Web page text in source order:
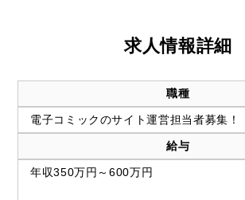
求人情報詳細
職種
電子コミックのサイト運営担当者募集！
給与
年収350万円～600万円